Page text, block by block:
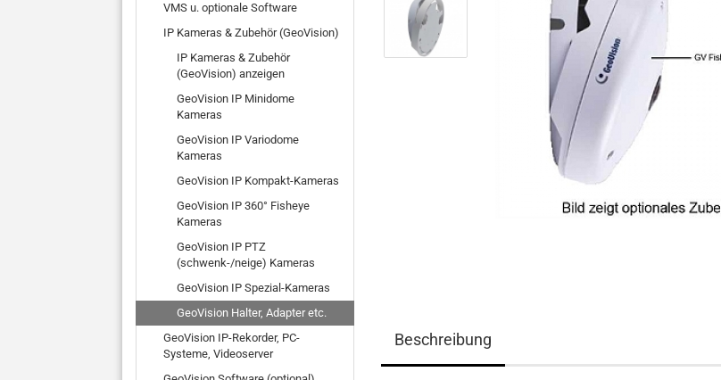
Beschreibung
VMS u. optionale Software
IP Kameras & Zubehör (GeoVision)
IP Kameras & Zubehör
(GeoVision) anzeigen
GeoVision IP Minidome
Kameras
GeoVision IP Variodome
Kameras
GeoVision IP Kompakt-Kameras
GeoVision IP 360° Fisheye
Kameras
GeoVision IP PTZ
(schwenk-/neige) Kameras
GeoVision IP Spezial-Kameras
GeoVision Halter, Adapter etc.
GeoVision IP-Rekorder, PC-
Systeme, Videoserver